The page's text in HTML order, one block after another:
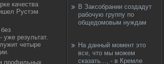
качества
Рустэм
результат.
четыре
профильных
В Заксобрании создадут
рабочую группу по
общедомовым нуждам
На данный момент это
все, что мы можем
сказать..., - в Кремле